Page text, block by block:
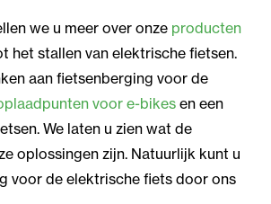
we u meer over onze producten
het stallen van elektrische fietsen.
aan fietsenberging voor de
voor e-bikesen een
We laten u zien wat de
oplossingen zijn. Natuurlijk kunt u
voor de elektrische fiets door ons